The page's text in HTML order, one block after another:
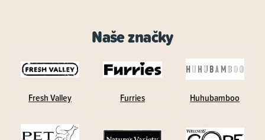
Naše značky
Fresh Valley Furries Huhubamboo